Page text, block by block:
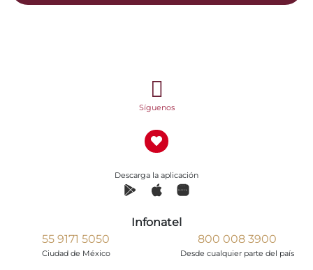
Síguenos
Descarga la aplicación
Infonatel
55 9171 5050
Ciudad de México
800 008 3900
Desde cualquier parte del país